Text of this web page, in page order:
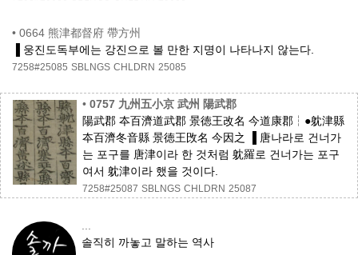
• 0664 熊津都督府 帶方州
▐ 웅진도독부에는 강진으로 볼 만한 지명이 나타나지 않는다.
7258#25085 SBLNGS CHLDRN 25085
• 0757 九州五小京 武州 陽武郡
陽武郡 夲百濟道武郡 景徳王改名 今道康郡┆●躭津縣
夲百濟冬音縣 景徳王攺名 今因之 ▐ 唐나라로 건너가
는 포구를 唐津이라 한 것처럼 躭羅로 건너가는 포구
여서 躭津이라 했을 것이다.
7258#25087 SBLNGS CHLDRN 25087
...
솔직히 까놓고 말하는 역사